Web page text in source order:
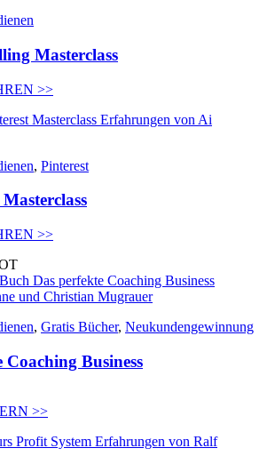
Masterclass
>>
, Pinterest
>>
, Gratis Bücher, Neukundengewinnung
Coaching Business
€.
>>